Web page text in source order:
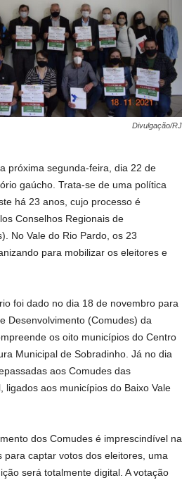
Divulgação/RJ
próxima segunda-feira, dia 22 de
gaúcho. Trata-se de uma política
há 23 anos, cujo processo é
Conselhos Regionais de
No Vale do Rio Pardo, os 23
para mobilizar os eleitores e
foi dado no dia 18 de novembro para
Desenvolvimento (Comudes) da
os oito municípios do Centro
Municipal de Sobradinho. Já no dia
aos Comudes das
ligados aos municípios do Baixo Vale
dos Comudes é imprescindível na
para captar votos dos eleitores, uma
será totalmente digital. A votação